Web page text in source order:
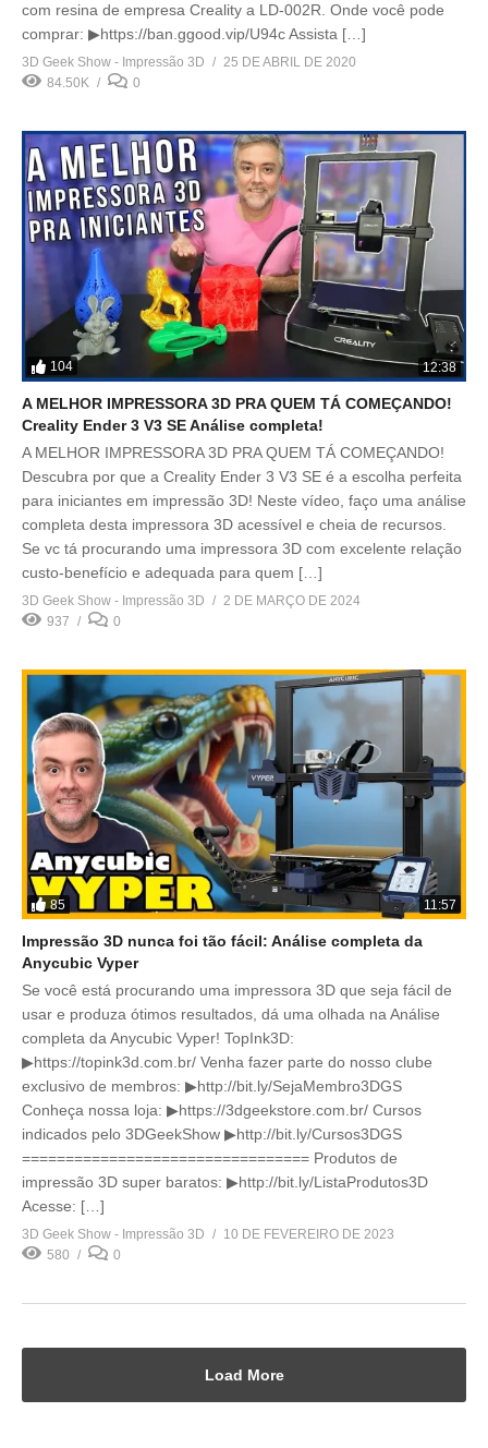
com resina de empresa Creality a LD-002R. Onde você pode
comprar: ▶https://ban.ggood.vip/U94c Assista […]
3D Geek Show - Impressão 3D
25 DE ABRIL DE 2020
84.50K
0
104 12:38
A MELHOR IMPRESSORA 3D PRA QUEM TÁ COMEÇANDO!
Creality Ender 3 V3 SE Análise completa!
A MELHOR IMPRESSORA 3D PRA QUEM TÁ COMEÇANDO!
Descubra por que a Creality Ender 3 V3 SE é a escolha perfeita
para iniciantes em impressão 3D! Neste vídeo, faço uma análise
completa desta impressora 3D acessível e cheia de recursos.
Se vc tá procurando uma impressora 3D com excelente relação
custo-benefício e adequada para quem […]
3D Geek Show - Impressão 3D
2 DE MARÇO DE 2024
937
0
85 11:57
Impressão 3D nunca foi tão fácil: Análise completa da
Anycubic Vyper
Se você está procurando uma impressora 3D que seja fácil de
usar e produza ótimos resultados, dá uma olhada na Análise
completa da Anycubic Vyper! TopInk3D:
▶https://topink3d.com.br/ Venha fazer parte do nosso clube
exclusivo de membros: ▶http://bit.ly/SejaMembro3DGS
Conheça nossa loja: ▶https://3dgeekstore.com.br/ Cursos
indicados pelo 3DGeekShow ▶http://bit.ly/Cursos3DGS
================================= Produtos de
impressão 3D super baratos: ▶http://bit.ly/ListaProdutos3D
Acesse: […]
3D Geek Show - Impressão 3D
10 DE FEVEREIRO DE 2023
580
0
Load More